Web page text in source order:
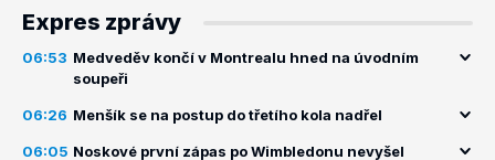
Expres zprávy
06:53 Medveděv končí v Montrealu hned na úvodním
soupeři
06:26 Menšík se na postup do třetího kola nadřel
06:05 Noskové první zápas po Wimbledonu nevyšel